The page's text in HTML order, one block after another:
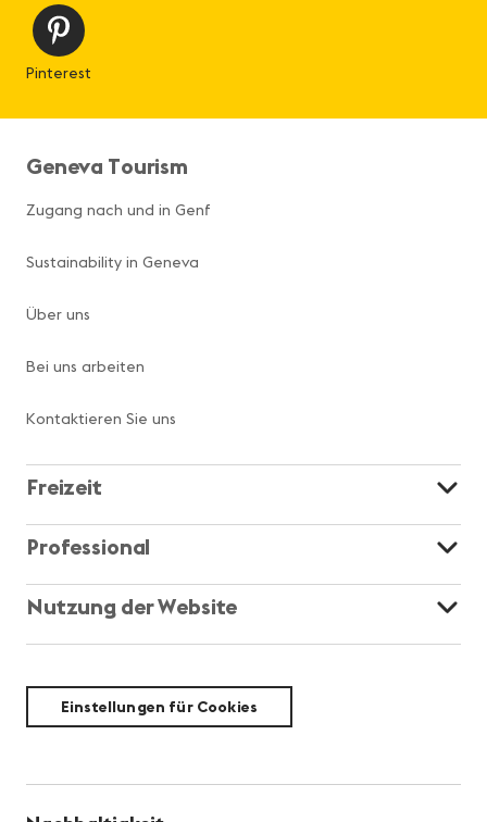
Pinterest
Geneva Tourism
Zugang nach und in Genf
Sustainability in Geneva
Über uns
Bei uns arbeiten
Kontaktieren Sie uns
Freizeit
Professional
Nutzung der Website
Einstellungen für Cookies